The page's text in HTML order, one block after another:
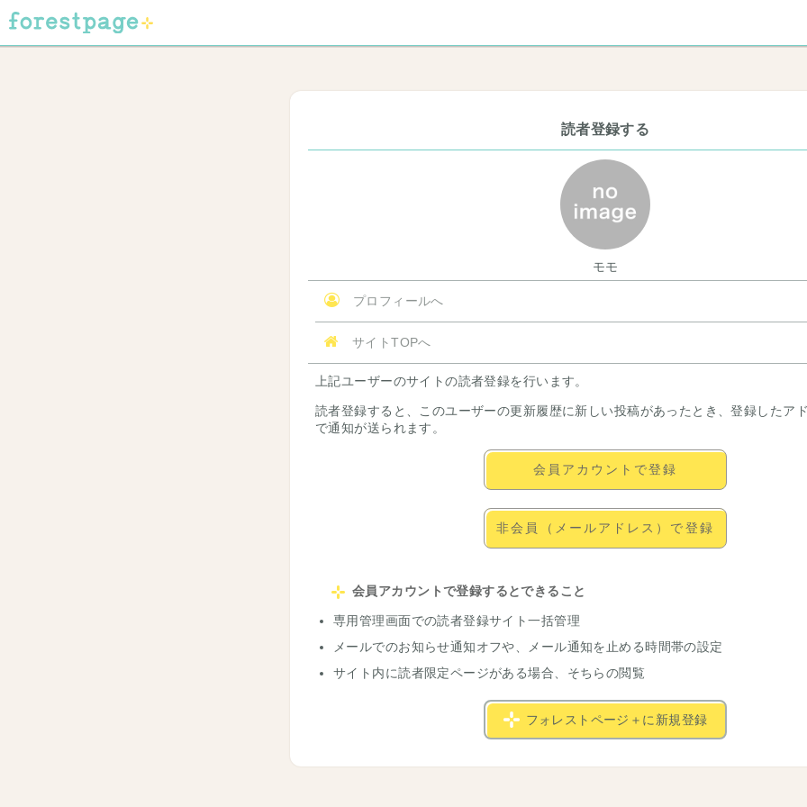
読者登録する
モモ
プロフィールへ
サイトTOPへ
上記ユーザーのサイトの読者登録を行います。
読者登録すると、このユーザーの更新履歴に新しい投稿があったとき、登録したア
で通知が送られます。
会員アカウントで登録
非会員（メールアドレス）で登録
会員アカウントで登録するとできること
専用管理画面での読者登録サイト一括管理
メールでのお知らせ通知オフや、メール通知を止める時間帯の設定
サイト内に読者限定ページがある場合、そちらの閲覧
フォレストページ＋に新規登録